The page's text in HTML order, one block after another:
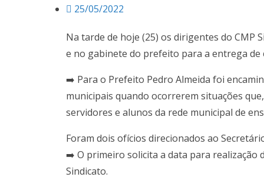
25/05/2022
Na tarde de hoje (25) os dirigentes do CMP
e no gabinete do prefeito para a entrega de
➡️ Para o Prefeito Pedro Almeida foi
municipais quando ocorrerem situações
servidores e alunos da rede municipal de
Foram dois ofícios direcionados ao
➡️ O primeiro solicita a data para realização
Sindicato.